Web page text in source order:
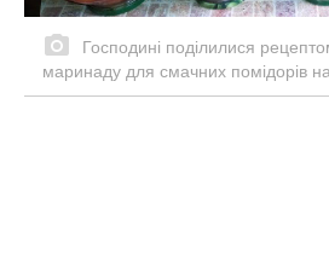
Господині поділилися
маринаду для смачних помідорів